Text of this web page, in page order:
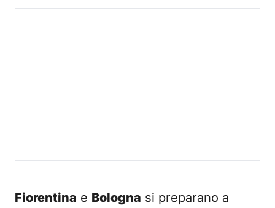
Fiorentina e Bologna si preparano a